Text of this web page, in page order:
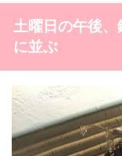
土曜日の午後、
に並ぶ